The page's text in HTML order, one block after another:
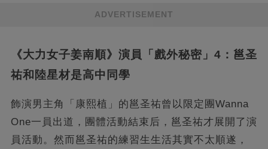
ADVERTISEMENT
《大力女子姜南順》演員「戲外秘密」4：邕圣
祐和陸星材是高中同學
飾演男主角「康熙植」的邕圣祐曾以限定團Wanna
One一員出道，團體活動結束后，邕圣祐才展開了演
員活動。然而邕圣祐的練習生生活其實不太順遂，